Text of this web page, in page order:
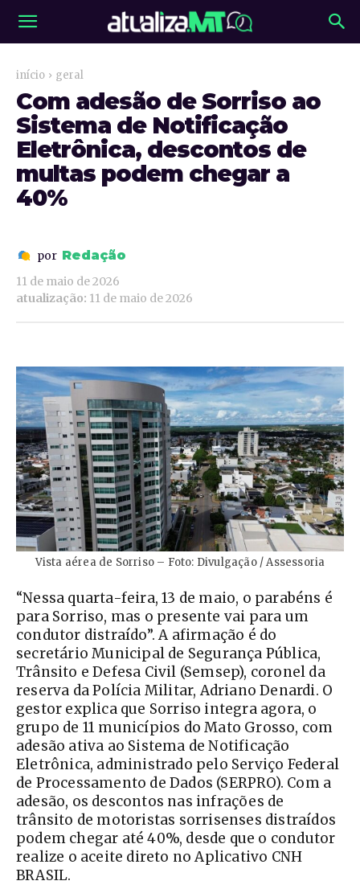
início geral
Com adesão de Sorriso ao
Sistema de Notificação
Eletrônica, descontos de
multas podem chegar a
40%
por Redação
11 de maio de 2026
atualização: 11 de maio de 2026
Vista aérea de Sorriso – Foto: Divulgação / Assessoria
“Nessa quarta-feira, 13 de maio, o parabéns é
para Sorriso, mas o presente vai para um
condutor distraído”. A afirmação é do
secretário Municipal de Segurança Pública,
Trânsito e Defesa Civil (Semsep), coronel da
reserva da Polícia Militar, Adriano Denardi. O
gestor explica que Sorriso integra agora, o
grupo de 11 municípios do Mato Grosso, com
adesão ativa ao Sistema de Notificação
Eletrônica, administrado pelo Serviço Federal
de Processamento de Dados (SERPRO). Com a
adesão, os descontos nas infrações de
trânsito de motoristas sorrisenses distraídos
podem chegar até 40%, desde que o condutor
realize o aceite direto no Aplicativo CNH
BRASIL.